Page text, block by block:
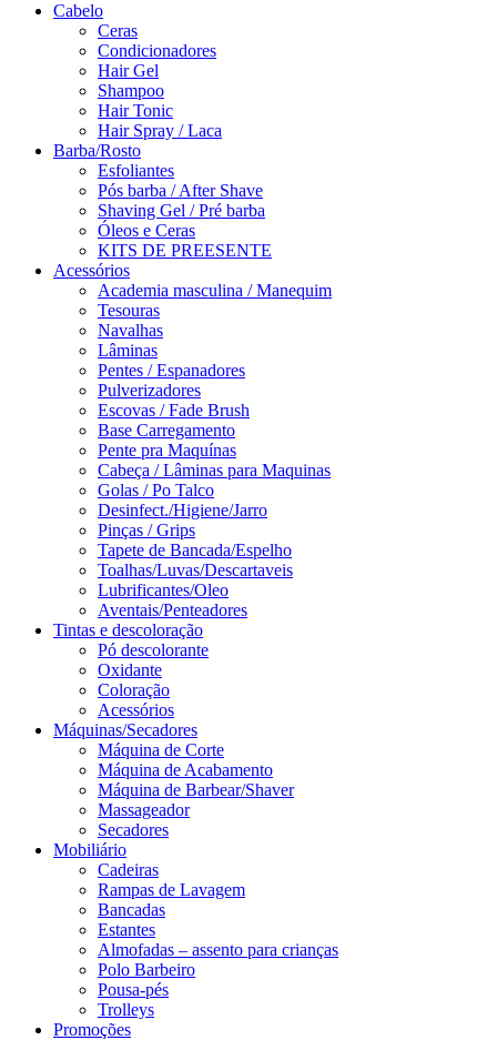
Cabelo
Ceras
Condicionadores
Hair Gel
Shampoo
Hair Tonic
Hair Spray / Laca
Barba/Rosto
Esfoliantes
Pós barba / After Shave
Shaving Gel / Pré barba
Óleos e Ceras
KITS DE PREESENTE
Acessórios
Academia masculina / Manequim
Tesouras
Navalhas
Lâminas
Pentes / Espanadores
Pulverizadores
Escovas / Fade Brush
Base Carregamento
Pente pra Maquínas
Cabeça / Lâminas para Maquinas
Golas / Po Talco
Desinfect./Higiene/Jarro
Pinças / Grips
Tapete de Bancada/Espelho
Toalhas/Luvas/Descartaveis
Lubrificantes/Oleo
Aventais/Penteadores
Tintas e descoloração
Pó descolorante
Oxidante
Coloração
Acessórios
Máquinas/Secadores
Máquina de Corte
Máquina de Acabamento
Máquina de Barbear/Shaver
Massageador
Secadores
Mobiliário
Cadeiras
Rampas de Lavagem
Bancadas
Estantes
Almofadas – assento para crianças
Polo Barbeiro
Pousa-pés
Trolleys
Promoções